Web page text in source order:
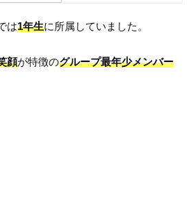
は1年生に所属していました。
顔が特徴のグループ最年少メンバー